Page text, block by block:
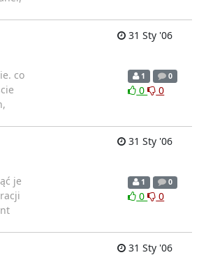
31 Sty '06
co
1 0
0 0
31 Sty '06
je
1 0
0 0
31 Sty '06